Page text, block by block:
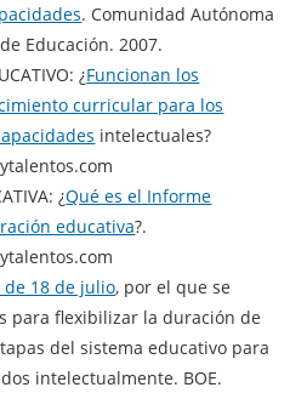
. Comunidad Autónoma
Educación. 2007.
¿Funcionan los
curricular para los
intelectuales?
¿Qué es el Informe
educativa?.
de 18 de julio, por el que se
para flexibilizar la duración de
del sistema educativo para
intelectualmente. BOE.